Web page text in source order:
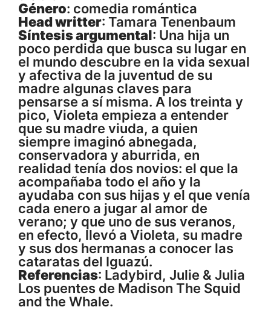
Género: comedia romántica
Head writter: Tamara Tenenbaum
Síntesis argumental: Una hija un
poco perdida que busca su lugar en
el mundo descubre en la vida sexual
y afectiva de la juventud de su
madre algunas claves para
pensarse a sí misma. A los treinta y
pico, Violeta empieza a entender
que su madre viuda, a quien
siempre imaginó abnegada,
conservadora y aburrida, en
realidad tenía dos novios: el que la
acompañaba todo el año y la
ayudaba con sus hijas y el que venía
cada enero a jugar al amor de
verano; y que uno de sus veranos,
en efecto, llevó a Violeta, su madre
y sus dos hermanas a conocer las
cataratas del Iguazú.
Referencias: Ladybird, Julie & Julia
Los puentes de Madison The Squid
and the Whale.